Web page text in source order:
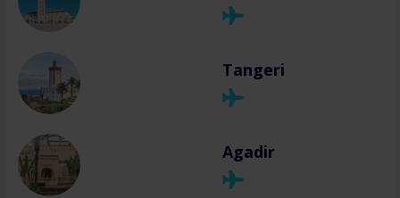
Tangeri
Agadir